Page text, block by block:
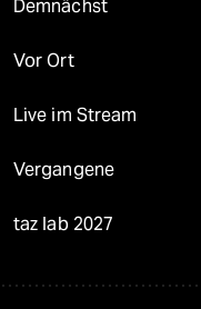
Demnächst
Vor Ort
Live im Stream
Vergangene
taz lab 2027